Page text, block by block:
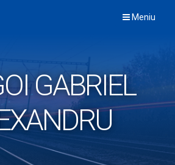
Meniu
GABRIEL